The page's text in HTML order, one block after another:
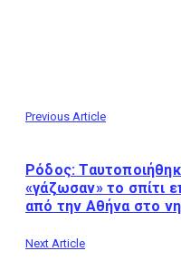
Previous Article
Ρόδος:
«γάζωσαν» το σπίτι
από την Αθήνα στο
Next Article